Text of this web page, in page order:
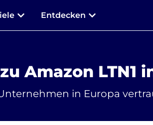
Entdecken
Amazon LTN1
in Europa